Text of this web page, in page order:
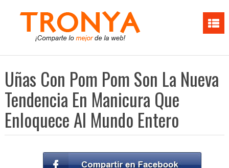
Uñas Con Pom Pom Son La Nueva
Tendencia En Manicura Que
Enloquece Al Mundo Entero